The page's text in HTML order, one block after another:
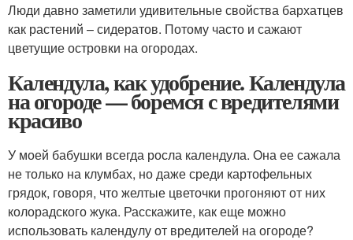
Люди давно заметили удивительные свойства бархатцев
как растений – сидератов. Потому часто и сажают
цветущие островки на огородах.
Календула, как удобрение. Календула
на огороде — боремся с вредителями
красиво
У моей бабушки всегда росла календула. Она ее сажала
не только на клумбах, но даже среди картофельных
грядок, говоря, что желтые цветочки прогоняют от них
колорадского жука. Расскажите, как еще можно
использовать календулу от вредителей на огороде?